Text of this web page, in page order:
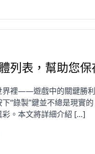
列表，幫助您
裡——遊戲中的關鍵勝
錄製”鍵並不總是現實的
。本文將詳細介紹 […]